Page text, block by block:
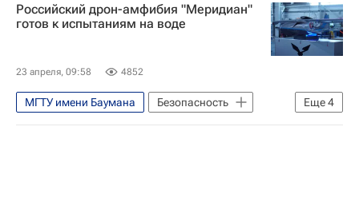
Метро
Девелоперы
Российский дрон-амфибия "Меридиан"
готов к испытаниям на воде
23 апреля, 09:58 4852
Еще4
МГТУ имени Баумана
Безопасность
Россия
Ташкент
Арктика